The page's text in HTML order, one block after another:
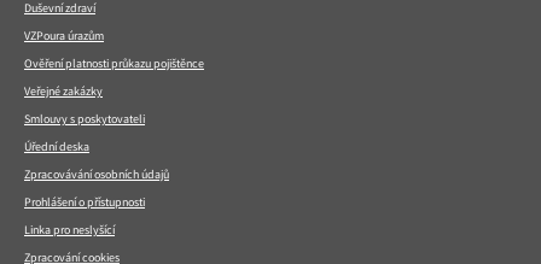
Duševní zdraví
VZPoura úrazům
Ověření platnosti průkazu pojištěnce
Veřejné zakázky
Smlouvy s poskytovateli
Úřední deska
Zpracovávání osobních údajů
Prohlášení o přístupnosti
Linka pro neslyšící
Zpracování cookies